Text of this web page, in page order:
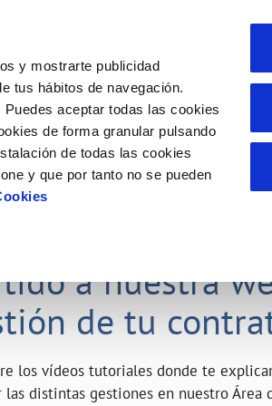
y mostrarte publicidad
tus hábitos de navegación.
aceptar todas las cookies
de forma granular pulsando
de todas las cookies
y que por tanto no se pueden
DE DATOS
datos bancarios
datos de domicilio
DE SERVICIO
(Defensa del cliente)
AGUA
ahorro
reserva
Nuestros compromisos
a nuestra
de tu
los vídeos tutoriales donde te
las distintas gestiones en nuestro Área